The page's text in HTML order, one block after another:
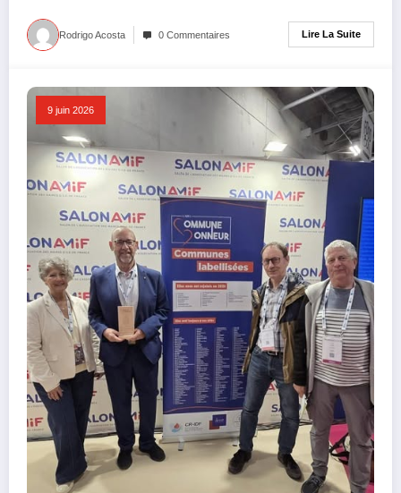
Rodrigo Acosta 0 Commentaires Lire La Suite
9 juin 2026